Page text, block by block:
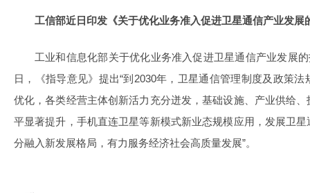
工信部近日印发《关于优化业务准入促进卫星通信产业发展
工业和信息化部关于优化业务准入促进卫星通信产业发展
日，《指导意见》提出“到2030年，卫星通信管理制度及政策
优化，各类经营主体创新活力充分迸发，基础设施、产业供给
平显著提升，手机直连卫星等新模式新业态规模应用，发展卫
分融入新发展格局，有力服务经济社会高质量发展”。